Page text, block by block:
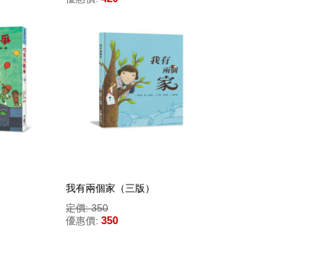
我有兩個家（三版）
定價: 350
優惠價: 350